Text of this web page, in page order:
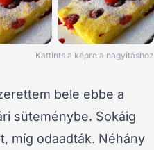
Kattints a képre a nagyításhoz
bele ebbe a
süteménybe. Sokáig
míg odaadták. Néhány